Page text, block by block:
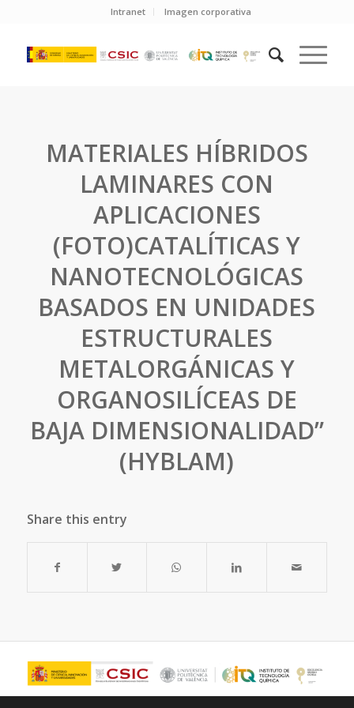
Intranet Imagen corporativa
MATERIALES HÍBRIDOS
LAMINARES CON
APLICACIONES
(FOTO)CATALÍTICAS Y
NANOTECNOLÓGICAS
BASADOS EN UNIDADES
ESTRUCTURALES
METALORGÁNICAS Y
ORGANOSILÍCEAS DE
BAJA DIMENSIONALIDAD”
(HYBLAM)
Share this entry